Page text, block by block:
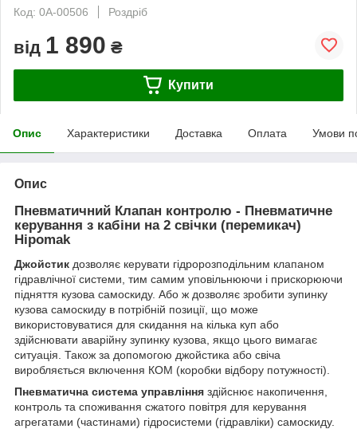
Код: 0А-00506
Роздріб
від 1 890 ₴
Купити
Опис Характеристики Доставка Оплата Умови
Опис
Пневматичний Клапан контролю - Пневматичне
керування з кабіни на 2 свічки (перемикач)
Hipomak
Джойстик дозволяє керувати гідророзподільним клапаном
гідравлічної системи, тим самим уповільнюючи і прискорюючи
підняття кузова самоскиду. Або ж дозволяє зробити зупинку
кузова самоскиду в потрібній позиції, що може
використовуватися для скидання на кілька куп або
здійснювати аварійну зупинку кузова, якщо цього вимагає
ситуація. Також за допомогою джойстика або свіча
виробляється включення КОМ (коробки відбору потужності).
Пневматична система управління здійснює накопичення,
контроль та споживання сжатого повітря для керування
агрегатами (частинами) гідросистеми (гідравліки) самоскиду.